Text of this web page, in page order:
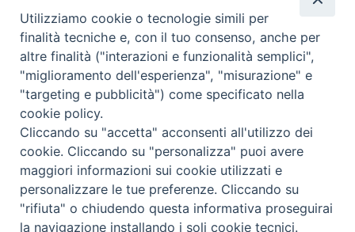
Ufficio Comunicazioni sociali
Piazza Giovene 4 – 70056 Molfetta (BA)
comunicazionisociali@diocesimolfetta.it
SEGUICI SU
Facebook
Instagram
X YouTube
Feed
Privacy Policy - trasparenza
Utilizziamo cookie o tecnologie simili per
finalità tecniche e, con il tuo consenso, anche per
altre finalità ("interazioni e funzionalità semplici",
"miglioramento dell'esperienza", "misurazione" e
"targeting e pubblicità") come specificato nella
cookie policy.
Cliccando su "accetta" acconsenti all'utilizzo dei
cookie. Cliccando su "personalizza" puoi avere
maggiori informazioni sui cookie utilizzati e
personalizzare le tue preferenze. Cliccando su
"rifiuta" o chiudendo questa informativa proseguirai
la navigazione installando i soli cookie tecnici.